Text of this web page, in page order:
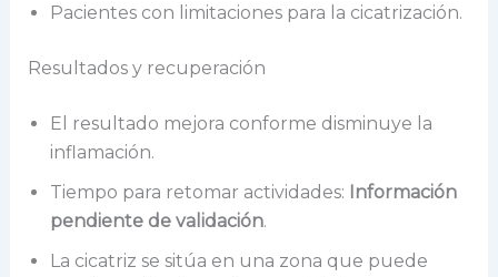
Pacientes con limitaciones para la cicatrización.
Resultados y recuperación
El resultado mejora conforme disminuye la
inflamación.
Tiempo para retomar actividades: Información
pendiente de validación.
La cicatriz se sitúa en una zona que puede